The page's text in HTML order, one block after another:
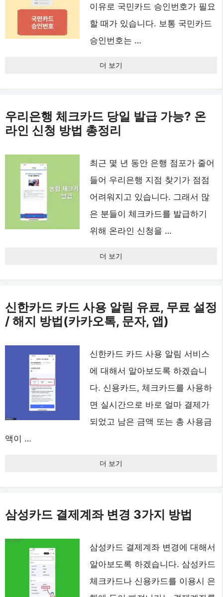
이유로 국민카드 승인번호가 필요
할 때가 있습니다. 보통 국민카드
승인번호는 …
더 보기
우리은행 체크카드 당일 발급 가능? 온
라인 신청 방법 총정리
최근 몇 년 동안 은행 점포가 줄어
들어 우리은행 지점 찾기가 점점
어려워지고 있습니다. 그래서 많
은 분들이 체크카드를 발급하기
위해 온라인 신청을 …
더 보기
신한카드 카드 사용 알림 유료, 무료 설정
/ 해지 방법(카카오톡, 문자, 앱)
신한카드 카드 사용 알림 서비스
에 대해서 알아보도록 하겠습니
다. 신용카드, 체크카드를 사용하
면 실시간으로 바로 얼마 결제가
되었고 남은 금액 또는 총 사용금
액이 …
더 보기
삼성카드 결제계좌 변경 3가지 방법
삼성카드 결제계좌 변경에 대해서
알아보도록 하겠습니다. 삼성카드
체크카드나 신용카드를 이용시 은